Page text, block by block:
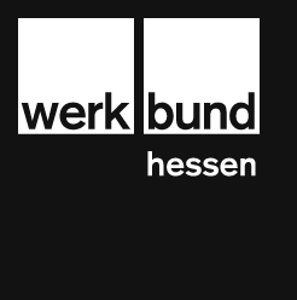
Beiträge